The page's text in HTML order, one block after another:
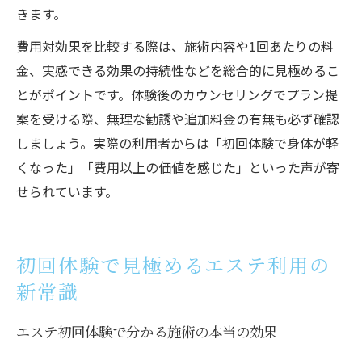
きます。
費用対効果を比較する際は、施術内容や1回あたりの料
金、実感できる効果の持続性などを総合的に見極めるこ
とがポイントです。体験後のカウンセリングでプラン提
案を受ける際、無理な勧誘や追加料金の有無も必ず確認
しましょう。実際の利用者からは「初回体験で身体が軽
くなった」「費用以上の価値を感じた」といった声が寄
せられています。
初回体験で見極めるエステ利用の
新常識
エステ初回体験で分かる施術の本当の効果